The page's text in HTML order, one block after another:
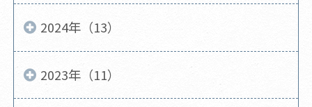
2024年（13）
2023年（11）